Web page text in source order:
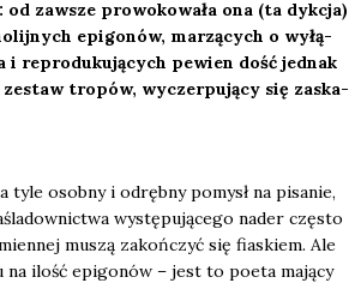
zawsze pro­wo­ko­wa­ła ona (ta dyk­cja)
epi­go­nów, marzą­cych o wyłą­
i repro­du­ku­ją­cych pewien dość jed­nak
tro­pów, wyczer­pu­ją­cy się zaska­
tyle osob­ny i odręb­ny pomysł na pisa­nie,
wystę­pu­ją­ce­go nader czę­sto
muszą zakoń­czyć się fia­skiem. Ale
na ilość epi­go­nów – jest to poeta mają­cy